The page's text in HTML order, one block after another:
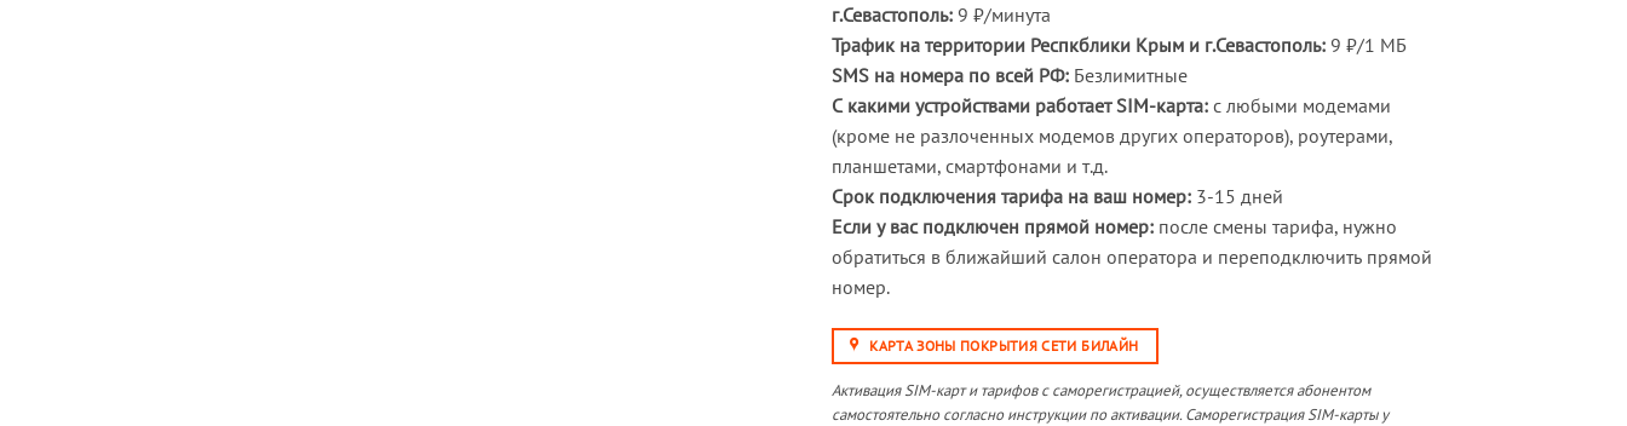
г.Севастополь: 9 ₽/минута
Трафик на территории Респкблики Крым и г.Севастополь: 9 ₽/1 МБ
SMS на номера по всей РФ: Безлимитные
С какими устройствами работает SIM-карта: с любыми модемами
(кроме не разлоченных модемов других операторов), роутерами,
планшетами, смартфонами и т.д.
Срок подключения тарифа на ваш номер: 3-15 дней
Если у вас подключен прямой номер: после смены тарифа, нужно
обратиться в ближайший салон оператора и переподключить прямой
номер.
КАРТА ЗОНЫ ПОКРЫТИЯ СЕТИ БИЛАЙН
Активация SIM-карт и тарифов с саморегистрацией, осуществляется абонентом
самостоятельно согласно инструкции по активации. Саморегистрация SIM-карты у